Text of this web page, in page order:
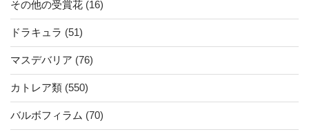
その他の受賞花 (16)
ドラキュラ (51)
マスデバリア (76)
カトレア類 (550)
バルボフィラム (70)